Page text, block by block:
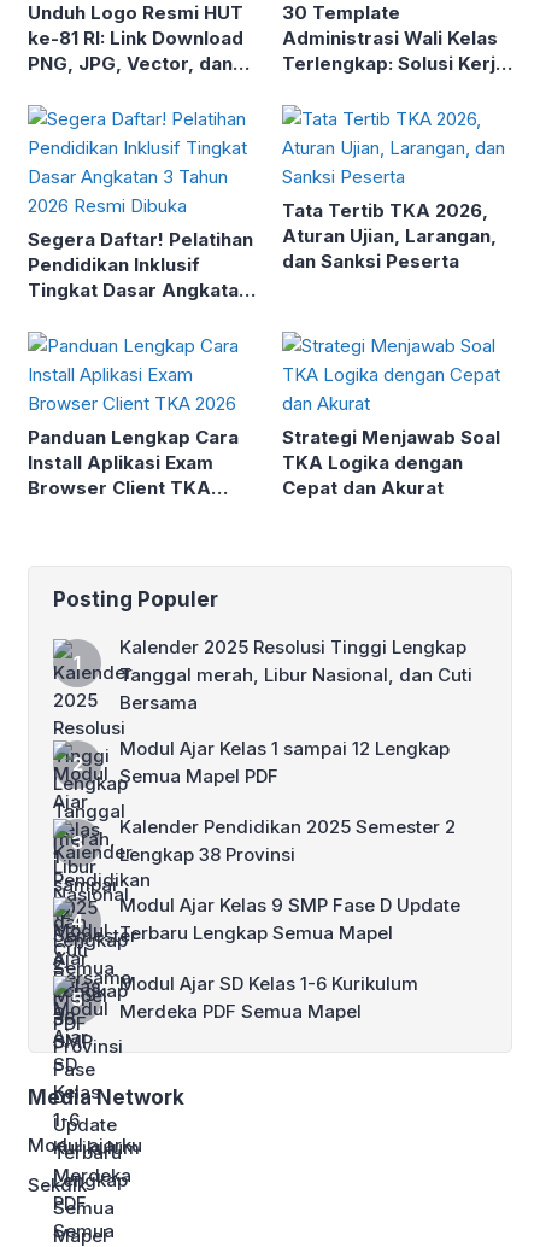
Unduh Logo Resmi HUT
ke-81 RI: Link Download
PNG, JPG, Vector, dan
30 Template
Administrasi Wali Kelas
Terlengkap: Solusi Kerja
Segera Daftar! Pelatihan
Pendidikan Inklusif
Tingkat Dasar Angkatan
Dibuka
Tata Tertib TKA 2026,
Aturan Ujian, Larangan,
dan Sanksi Peserta
Panduan Lengkap Cara
Install Aplikasi Exam
Browser Client TKA
Strategi Menjawab Soal
TKA Logika dengan
Cepat dan Akurat
Posting Populer
Kalender 2025 Resolusi Tinggi Lengkap
Tanggal merah, Libur Nasional, dan Cuti
Bersama
Modul Ajar Kelas 1 sampai 12 Lengkap
Semua Mapel PDF
Kalender Pendidikan 2025 Semester 2
Lengkap 38 Provinsi
Modul Ajar Kelas 9 SMP Fase D Update
Terbaru Lengkap Semua Mapel
Modul Ajar SD Kelas 1-6 Kurikulum
Merdeka PDF Semua Mapel
Media Network
Modul ajarku
Sekdik